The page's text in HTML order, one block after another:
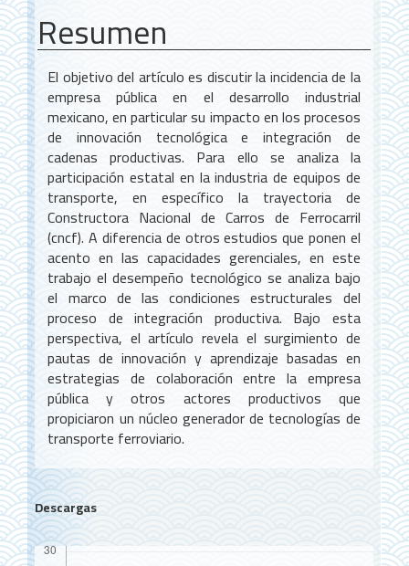
Resumen
El objetivo del artículo es discutir la incidencia de la
empresa pública en el desarrollo industrial
mexicano, en particular su impacto en los procesos
de innovación tecnológica e integración de
cadenas productivas. Para ello se analiza la
participación estatal en la industria de equipos de
transporte, en específico la trayectoria de
Constructora Nacional de Carros de Ferrocarril
(cncf). A diferencia de otros estudios que ponen el
acento en las capacidades gerenciales, en este
trabajo el desempeño tecnológico se analiza bajo
el marco de las condiciones estructurales del
proceso de integración productiva. Bajo esta
perspectiva, el artículo revela el surgimiento de
pautas de innovación y aprendizaje basadas en
estrategias de colaboración entre la empresa
pública y otros actores productivos que
propiciaron un núcleo generador de tecnologías de
transporte ferroviario.
Descargas